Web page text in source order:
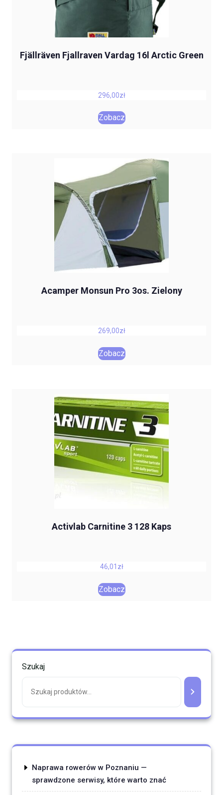
Fjällräven Fjallraven Vardag 16l Arctic Green
296,00zł
Zobacz
Acamper Monsun Pro 3os. Zielony
269,00zł
Zobacz
Activlab Carnitine 3 128 Kaps
46,01 zł
Zobacz
Szukaj
Naprawa rowerów w Poznaniu —
sprawdzone serwisy, które warto znać